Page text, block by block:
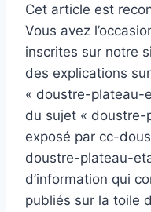
Cet article est
Vous avez
inscrites sur notre
des explications
« doustre-plateau-
du sujet «
exposé par cc-
doustre-plateau-
d’information qui
publiés sur la toile